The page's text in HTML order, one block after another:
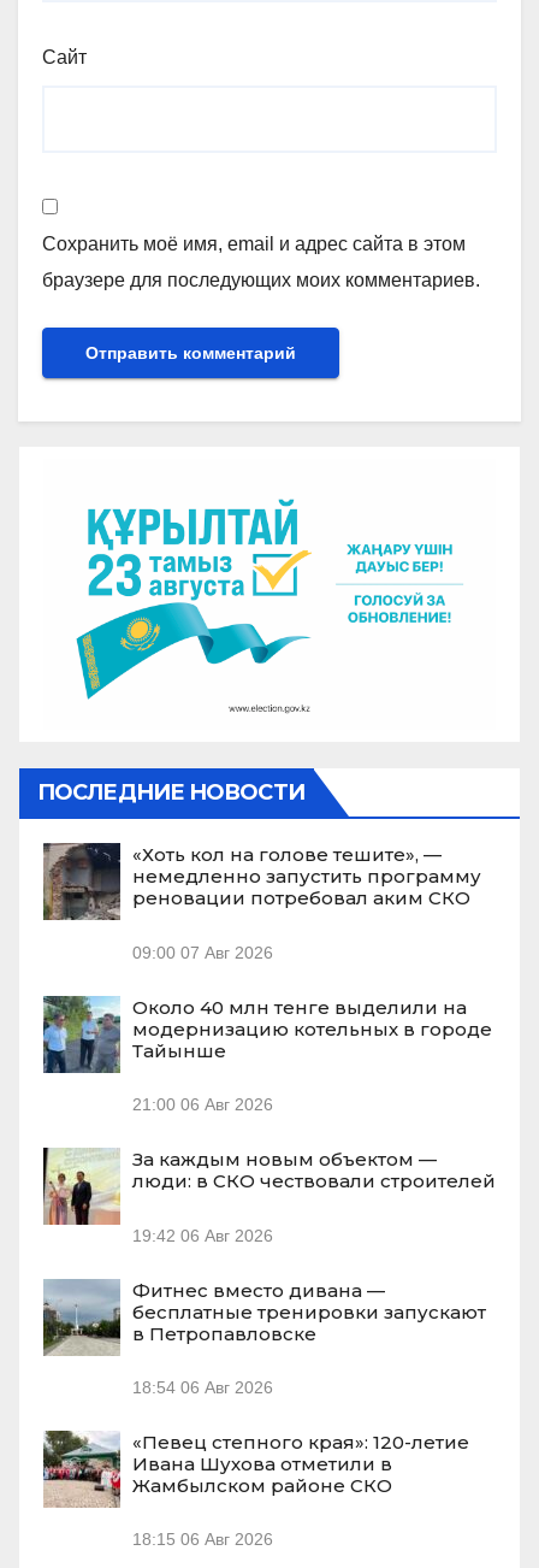
Сайт
Сохранить моё имя, email и адрес сайта в этом
браузере для последующих моих комментариев.
ПОСЛЕДНИЕ НОВОСТИ
«Хоть кол на голове тешите», —
немедленно запустить программу
реновации потребовал аким СКО
09:00 07 Авг 2026
Около 40 млн тенге выделили на
модернизацию котельных в городе
Тайынше
21:00 06 Авг 2026
За каждым новым объектом —
люди: в СКО чествовали строителей
19:42 06 Авг 2026
Фитнес вместо дивана —
бесплатные тренировки запускают
в Петропавловске
18:54 06 Авг 2026
«Певец степного края»: 120-летие
Ивана Шухова отметили в
Жамбылском районе СКО
18:15 06 Авг 2026